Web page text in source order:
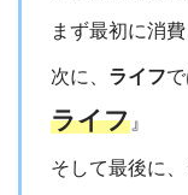
まず最初に消
次に、 ライフ
ライフ 』
そして最後に